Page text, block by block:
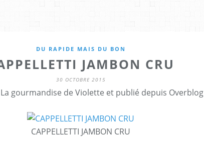
DU RAPIDE MAIS DU BON
JAMBON CRU
30 OCTOBRE 2015
gourmandise de Violette et publié depuis Overblog
CAPPELLETTI JAMBON CRU